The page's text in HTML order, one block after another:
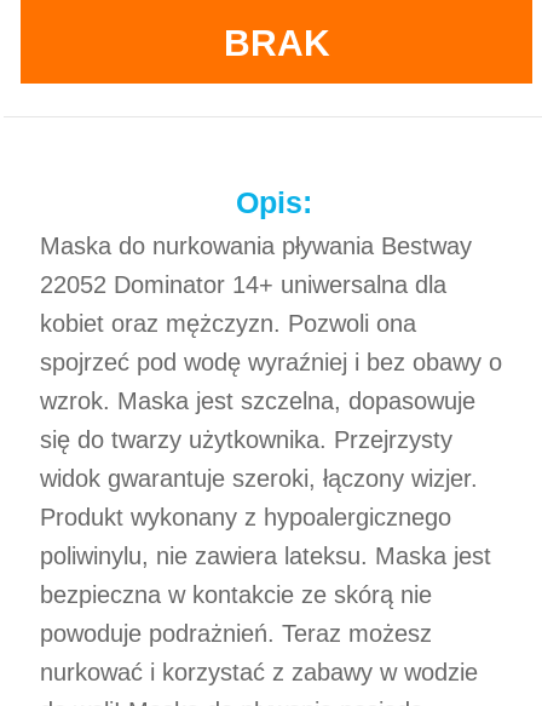
BRAK
Opis:
Maska do nurkowania pływania Bestway
22052 Dominator 14+ uniwersalna dla
kobiet oraz mężczyzn. Pozwoli ona
spojrzeć pod wodę wyraźniej i bez obawy o
wzrok. Maska jest szczelna, dopasowuje
się do twarzy użytkownika. Przejrzysty
widok gwarantuje szeroki, łączony wizjer.
Produkt wykonany z hypoalergicznego
poliwinylu, nie zawiera lateksu. Maska jest
bezpieczna w kontakcie ze skórą nie
powoduje podrażnień. Teraz możesz
nurkować i korzystać z zabawy w wodzie